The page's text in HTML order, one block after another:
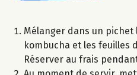
Mélanger dans un pichet
kombucha et les feuilles
Réserver au frais